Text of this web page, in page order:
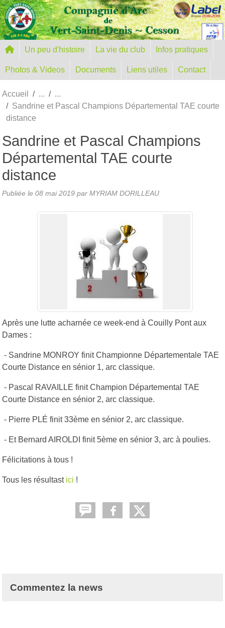
Un peu d'histoire La vie du club Infos pratiques
Photos & Videos Documents Liens utiles Contact
Accueil
Sandrine et Pascal Champions Départemental TAE courte
distance
Sandrine et Pascal Champions
Départemental TAE courte
distance
Publiée le 08 mai 2019 par MYRIAM DORILLEAU
Après une lutte acharnée ce week-end à Couilly Pont aux
Dames :
- Sandrine MONROY finit Championne Départementale TAE
Courte Distance en sénior 1, arc classique.
- Pascal RAVAILLE finit Champion Départemental TAE
Courte Distance en sénior 2, arc classique.
- Pierre PLÉ finit 33ème en sénior 2, arc classique.
- Et Bernard AIROLDI finit 5ème en sénior 3, arc à poulies.
Félicitations à tous !
Tous les résultast ici !
Commentez la news
Panneau de gestion des cookies